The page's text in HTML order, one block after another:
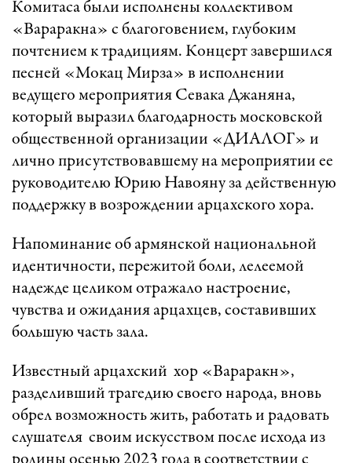
Комитаса были исполнены коллективом
«Вараракна» с благоговением, глубоким
почтением к традициям. Концерт завершился
песней «Мокац Мирза» в исполнении
ведущего мероприятия Севака Джаняна,
который выразил благодарность московской
общественной организации «ДИАЛОГ» и
лично присутствовавшему на мероприятии ее
руководителю Юрию Навояну за действенную
поддержку в возрождении арцахского хора.
Напоминание об армянской национальной
идентичности, пережитой боли, лелеемой
надежде целиком отражало настроение,
чувства и ожидания арцахцев, составивших
большую часть зала.
Известный арцахский хор «Вараракн»,
разделивший трагедию своего народа, вновь
обрел возможность жить, работать и радовать
слушателя своим искусством после исхода из